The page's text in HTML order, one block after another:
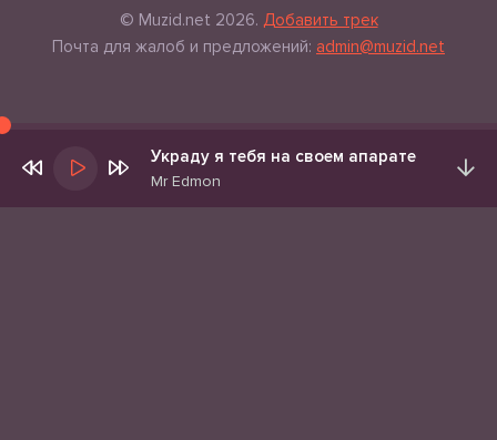
© Muzid.net 2026. Добавить трек
Почта для жалоб и предложений: admin@muzid.net
Украду я тебя на своем апарате
Mr Edmon